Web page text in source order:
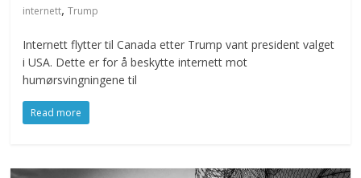
internett,Trump
Internett flytter til Canada etter Trump vant president valget
i USA. Dette er for å beskytte internett mot
humørsvingningene til
Read more